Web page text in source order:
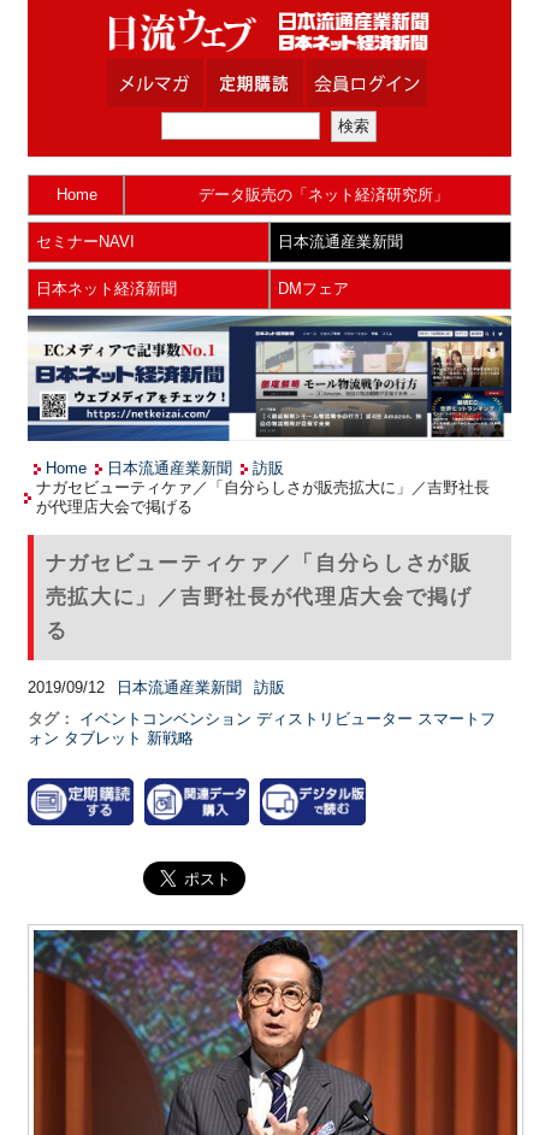
Home データ販売の「ネット経済研究所」
セミナーNAVI 日本流通産業新聞
日本ネット経済新聞 DMフェア
Home 日本流通産業新聞
訪販
ナガセビューティケァ／「自分らしさが販売拡大に」／吉野社長
が代理店大会で掲げる
ナガセビューティケァ／「自分らしさが販
売拡大に」／吉野社長が代理店大会で掲げ
る
2019/09/12 日本流通産業新聞
訪販
タグ：
イベントコンベンション ディストリビューター スマートフ
ォン タブレット 新戦略